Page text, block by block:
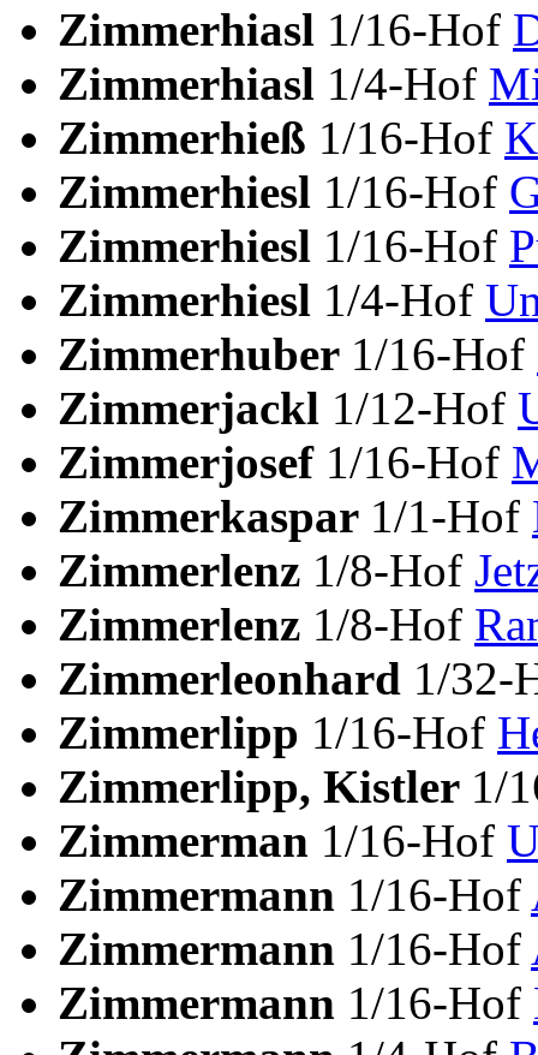
Zimmerhiasl 1/16-Hof
Zimmerhiasl 1/4-Hof
Zimmerhieß 1/16-Hof
Zimmerhiesl 1/16-Hof
Zimmerhiesl 1/16-Hof
Zimmerhiesl 1/4-Hof
Zimmerhuber 1/16-Hof
Zimmerjackl 1/12-Hof
Zimmerjosef 1/16-Hof
Zimmerkaspar 1/1-Hof
Zimmerlenz 1/8-Hof
Zimmerlenz 1/8-Hof
Zimmerleonhard 1/32-
Zimmerlipp 1/16-Hof
Zimmerlipp, Kistler 1/
Zimmerman 1/16-Hof
Zimmermann 1/16-Hof
Zimmermann 1/16-Hof
Zimmermann 1/16-Hof